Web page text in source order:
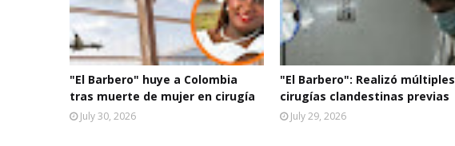
"El Barbero" huye a Colombia
tras muerte de mujer en cirugía
July 30, 2026
"El Barbero": Realizó múltiples
cirugías clandestinas previas
July 29, 2026